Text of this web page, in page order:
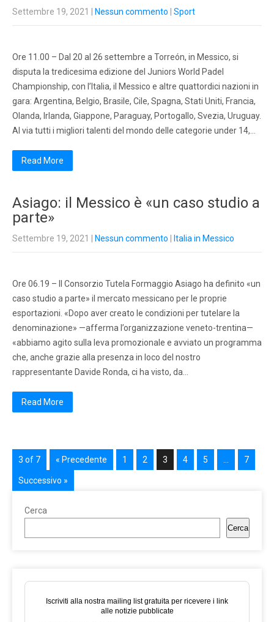
Settembre 19, 2021 Nessun commento Sport
Ore 11.00 – Dal 20 al 26 settembre a Torreón, in Messico, si
disputa la tredicesima edizione del Juniors World Padel
Championship, con l’Italia, il Messico e altre quattordici nazioni in
gara: Argentina, Belgio, Brasile, Cile, Spagna, Stati Uniti, Francia,
Olanda, Irlanda, Giappone, Paraguay, Portogallo, Svezia, Uruguay.
Al via tutti i migliori talenti del mondo delle categorie under 14,…
Read More
Asiago: il Messico è «un caso studio a
parte»
Settembre 19, 2021 Nessun commento Italia in Messico
Ore 06.19 – Il Consorzio Tutela Formaggio Asiago ha definito «un
caso studio a parte» il mercato messicano per le proprie
esportazioni. «Dopo aver creato le condizioni per tutelare la
denominazione» —afferma l’organizzazione veneto-trentina—
«abbiamo agito sulla leva promozionale e avviato un programma
che, anche grazie alla presenza in loco del nostro
rappresentante Davide Ronda, ci ha visto, da…
Read More
3 of 7 « Precedente 1 2 3 4 5 7
Successivo »
Cerca
Cerca
Iscriviti alla nostra mailing list gratuita per ricevere i link
alle notizie pubblicate